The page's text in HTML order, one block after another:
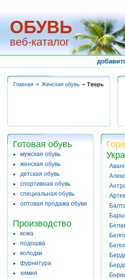
ОБУВЬ
веб-каталог
Главная Женская обувь Тверь
Готовая обувь
мужская обувь
женская обувь
детская обувь
спортивная обувь
специальная обувь
оптовая продажа обуви
Производство
кожа
подошва
колодки
фурнитура
химия